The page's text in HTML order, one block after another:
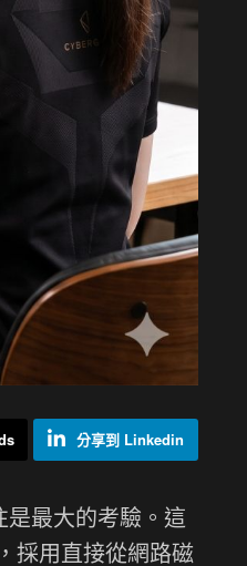
分享到 Linkedin
最大的考驗。這
，採用直接從網路磁